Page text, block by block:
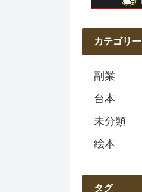
カテゴリー
副業
台本
未分類
絵本
タグ